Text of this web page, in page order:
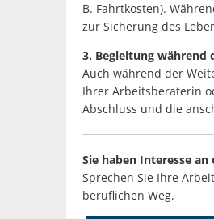
B. Fahrtkosten).
zur Sicherung des
3. Begleitung während
Auch während der
Ihrer Arbeitsberaterin
Abschluss und die
Sie haben Interesse
Sprechen Sie Ihre
beruflichen Weg.